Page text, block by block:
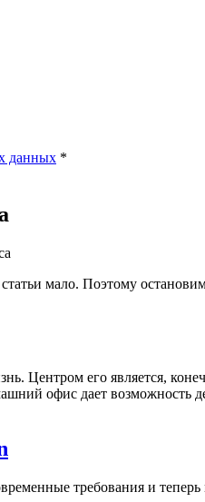
данных *
мало. Поэтому
Центром его является,
офис дает возможность
требования и